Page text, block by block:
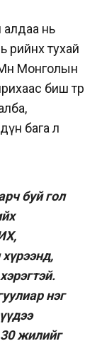
нь
тухай
Монголын
биш төр
бага л
буй гол
нэг
жилийг